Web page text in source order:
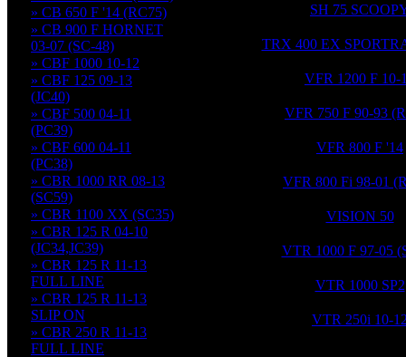
» CB 650 F '14 (RC75)
» CB 900 F HORNET
03-07 (SC-48)
» CBF 1000 10-12
» CBF 125 09-13
(JC40)
» CBF 500 04-11
(PC39)
» CBF 600 04-11
(PC38)
» CBR 1000 RR 08-13
(SC59)
» CBR 1100 XX (SC35)
» CBR 125 R 04-10
(JC34,JC39)
» CBR 125 R 11-13
FULL LINE
» CBR 125 R 11-13
SLIP ON
» CBR 250 R 11-13
FULL LINE
SH 75
TRX 400 EX
VFR 1200 F 10-
VFR 750 F 90-93
VFR 800 F '14
VFR 800 Fi 98-01
VISION 50
VTR 1000 F 97-05
VTR 1000 SP2
VTR 250i 10-